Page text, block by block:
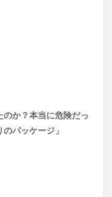
のか？本当に危険だっ
パッケージ」